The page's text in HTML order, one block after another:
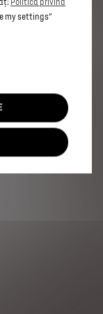
Politica privind
my settings”